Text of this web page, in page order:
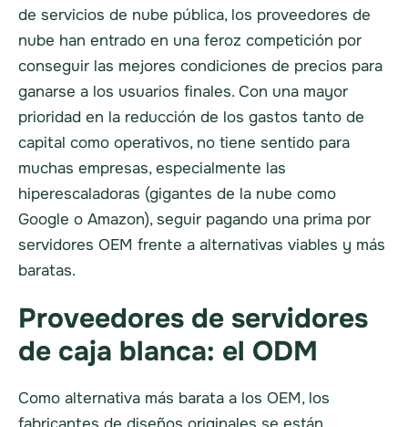
de servicios de nube pública, los proveedores de
nube han entrado en una feroz competición por
conseguir las mejores condiciones de precios para
ganarse a los usuarios finales. Con una mayor
prioridad en la reducción de los gastos tanto de
capital como operativos, no tiene sentido para
muchas empresas, especialmente las
hiperescaladoras (gigantes de la nube como
Google o Amazon), seguir pagando una prima por
servidores OEM frente a alternativas viables y más
baratas.
Proveedores de servidores
de caja blanca: el ODM
Como alternativa más barata a los OEM, los